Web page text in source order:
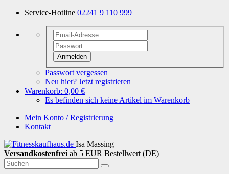
Service-Hotline 02241 9 110 999
Anmelden
Passwort vergessen
Neu hier? Jetzt registrieren
Warenkorb: 0,00 €
Es befinden sich keine Artikel im Warenkorb
Mein Konto / Registrierung
Kontakt
Isa Massing
Versandkostenfrei ab 5 EUR Bestellwert (DE)